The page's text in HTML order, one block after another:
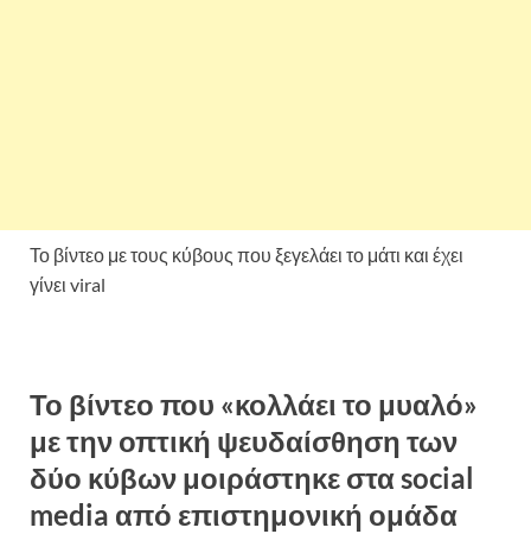
Το βίντεο με τους κύβους που ξεγελάει το μάτι και έχει
γίνει viral
Το βίντεο που «κολλάει το μυαλό»
με την οπτική ψευδαίσθηση των
δύο κύβων μοιράστηκε στα social
media από επιστημονική ομάδα